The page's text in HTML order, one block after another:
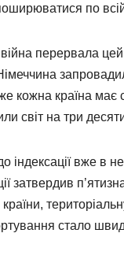
по всій
перервала
кожна країна має
світ на три
індексації вже в
затвердив
стало